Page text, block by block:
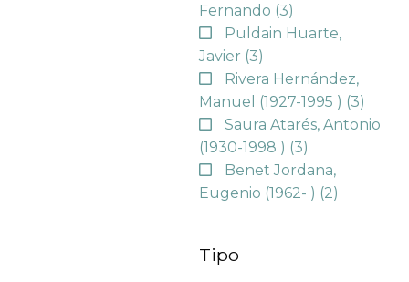
Fernando (3)
Puldain Huarte,
Javier (3)
Rivera Hernández,
Manuel (1927-1995 ) (3)
Saura Atarés, Antonio
(1930-1998 ) (3)
Benet Jordana,
Eugenio (1962- ) (2)
Tipo